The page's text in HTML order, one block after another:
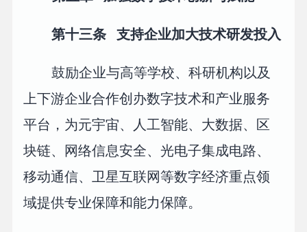
第十三条 支持企业加大技术研发投入
鼓励企业与高等学校、科研机构以及
上下游企业合作创办数字技术和产业服务
平台，为元宇宙、人工智能、大数据、区
块链、网络信息安全、光电子集成电路、
移动通信、卫星互联网等数字经济重点领
域提供专业保障和能力保障。